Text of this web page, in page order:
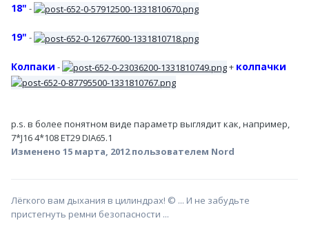
18" -
19" -
Колпаки - + колпачки
p.s. в более понятном виде параметр выглядит как, например,
7*J16 4*108 ET29 DIA65.1
Изменено 15 марта, 2012пользователем Nord
Лёгкого вам дыхания в цилиндрах! © ... И не забудьте
пристегнуть ремни безопасности ...